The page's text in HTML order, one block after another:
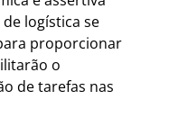
logística se
proporcionar
o
de tarefas nas